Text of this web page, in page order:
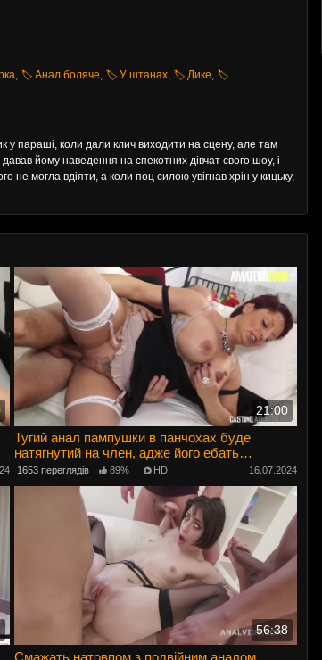
, 🏷️ Анал боляче, 🏷️ У штанах, 🏷️ Дике, 🏷️
у параші, коли дали клич виходити на сцену, але там
йому наведення на спекотних дівчат свого шоу, і
не могла вдіяти, а коли поц силою увігнав хрін у кицьку,
21:00
Тугий анал пампушки в панчохах буде
натягнутий на член, адже його ебать
приємніше, ніж пизду
1653 переглядів 89% HD 16.07.2024
56:38
Смажать натовпом з подвійним аналом